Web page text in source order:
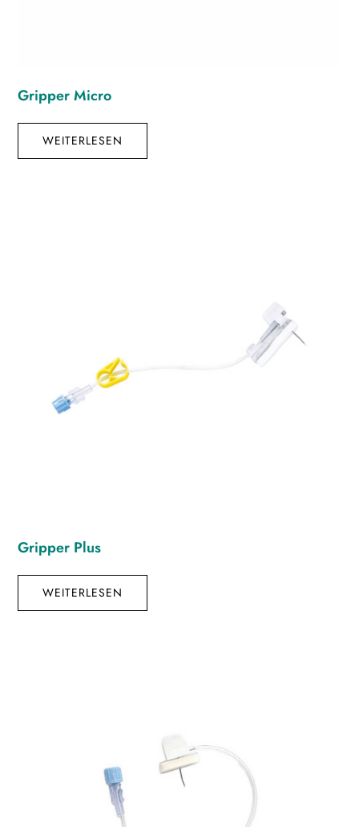
Gripper Micro
WEITERLESEN
Gripper Plus
WEITERLESEN